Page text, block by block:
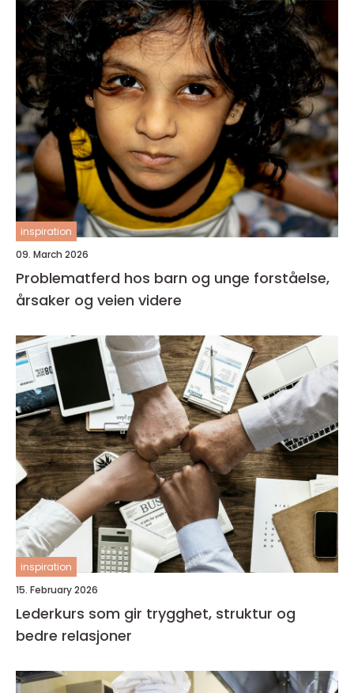
inspiration
09. March 2026
Problematferd hos barn og unge forståelse,
årsaker og veien videre
inspiration
15. February 2026
Lederkurs som gir trygghet, struktur og
bedre relasjoner